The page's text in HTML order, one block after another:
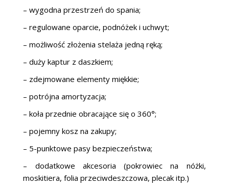
– wygodna przestrzeń do spania;
– regulowane oparcie, podnóżek i uchwyt;
– możliwość złożenia stelaża jedną ręką;
– duży kaptur z daszkiem;
– zdejmowane elementy miękkie;
– potrójna amortyzacja;
– koła przednie obracające się o 360°;
– pojemny kosz na zakupy;
– 5-punktowe pasy bezpieczeństwa;
– dodatkowe akcesoria (pokrowiec na nóżki,
moskitiera, folia przeciwdeszczowa, plecak itp.)